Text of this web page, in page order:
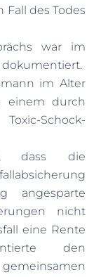
des Todes
war im
im Alter
einem durch
Schock-
dass die
angesparte
nicht
eine Rente
den